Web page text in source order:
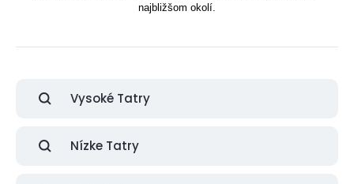
najbližšom okolí.
Vysoké Tatry
Nízke Tatry